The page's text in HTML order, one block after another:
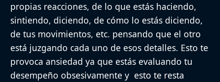
propias reacciones, de lo que estás haciendo,
sintiendo, diciendo, de cómo lo estás diciendo,
de tus movimientos, etc. pensando que el otro
está juzgando cada uno de esos detalles. Esto te
provoca ansiedad ya que estás evaluando tu
desempeño obsesivamente y esto te resta